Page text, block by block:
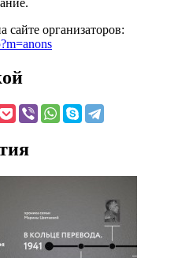
сайте организаторов: